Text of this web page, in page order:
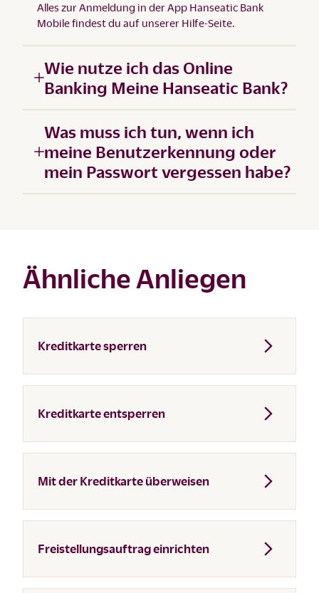
Alles zur Anmeldung in der App Hanseatic Bank
Mobile findest du auf unserer Hilfe-Seite
Wie nutze ich das Online
Banking Meine Hanseatic Bank?
Was muss ich tun, wenn ich
meine Benutzerkennung oder
mein Passwort vergessen habe?
Ähnliche Anliegen
Kreditkarte sperren
Kreditkarte entsperren
Mit der Kreditkarte überweisen
Freistellungsauftrag einrichten